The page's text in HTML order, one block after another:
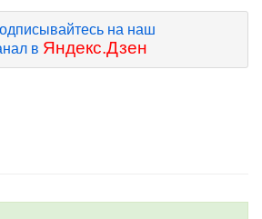
на наш
в Яндекс.Дзен